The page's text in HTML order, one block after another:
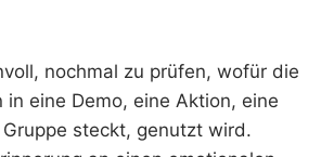
nochmal zu prüfen, wofür die
in eine Demo, eine Aktion, eine
steckt, genutzt wird.